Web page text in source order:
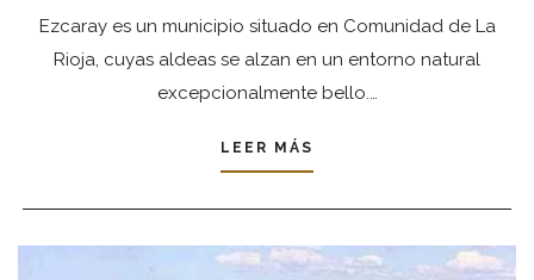
Ezcaray es un municipio situado en Comunidad de La
Rioja, cuyas aldeas se alzan en un entorno natural
excepcionalmente bello.…
LEER MÁS